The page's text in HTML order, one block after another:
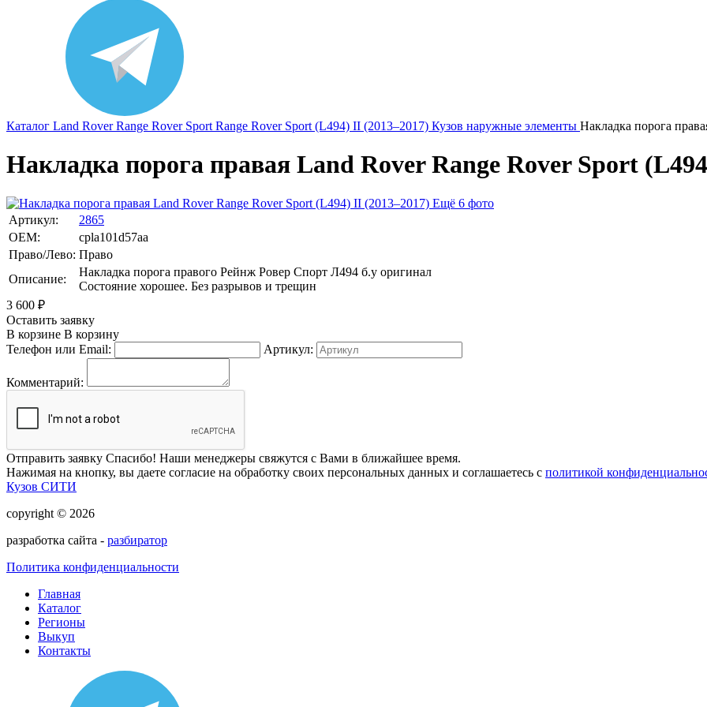
Каталог Land Rover Range Rover Sport Range Rover Sport (L494) II (2013–2017) Кузов наружные элементы Накладка порога
Накладка порога правая Land Rover Range Rover Sport
Ещё 6 фото
Артикул:
2865
OEM:
cpla101d57aa
Право/Лево: Право
Описание:
Накладка порога правого Рейнж Ровер Спорт Л494 б.у оригинал
Состояние хорошее. Без разрывов и трещин
3 600 ₽
Оставить заявку
В корзине В корзину
Телефон или Email:
Артикул:
Комментарий:
Отправить заявку Спасибо! Наши менеджеры свяжутся с Вами в ближайшее время.
Нажимая на кнопку, вы даете согласие на обработку своих персональных данных и соглашаетесь с политикой
Кузов СИТИ
copyright © 2026
разработка сайта - разбиратор
Политика конфиденциальности
Главная
Каталог
Регионы
Выкуп
Контакты